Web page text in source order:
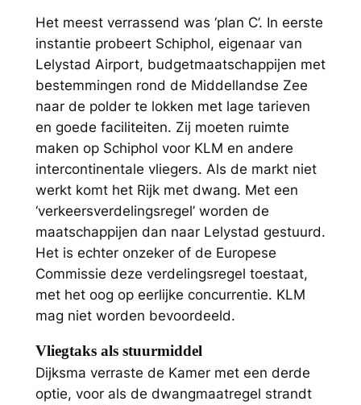
Het meest verrassend was ‘plan C’. In eerste
instantie probeert Schiphol, eigenaar van
Lelystad Airport, budgetmaatschappijen met
bestemmingen rond de Middellandse Zee
naar de polder te lokken met lage tarieven
en goede faciliteiten. Zij moeten ruimte
maken op Schiphol voor KLM en andere
intercontinentale vliegers. Als de markt niet
werkt komt het Rijk met dwang. Met een
‘verkeersverdelingsregel’ worden de
maatschappijen dan naar Lelystad gestuurd.
Het is echter onzeker of de Europese
Commissie deze verdelingsregel toestaat,
met het oog op eerlijke concurrentie. KLM
mag niet worden bevoordeeld.
Vliegtaks als stuurmiddel
Dijksma verraste de Kamer met een derde
optie, voor als de dwangmaatregel strandt